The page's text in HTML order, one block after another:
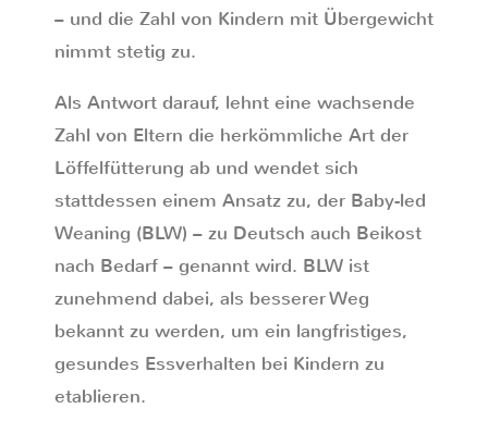
– und die Zahl von Kindern mit Übergewicht
nimmt stetig zu.
Als Antwort darauf, lehnt eine wachsende
Zahl von Eltern die herkömmliche Art der
Löffelfütterung ab und wendet sich
stattdessen einem Ansatz zu, der Baby-led
Weaning (BLW) – zu Deutsch auch Beikost
nach Bedarf – genannt wird. BLW ist
zunehmend dabei, als besserer Weg
bekannt zu werden, um ein langfristiges,
gesundes Essverhalten bei Kindern zu
etablieren.